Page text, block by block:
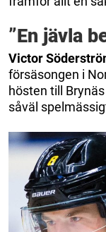
”En jävla
Victor
försäsongen i
hösten till
såväl